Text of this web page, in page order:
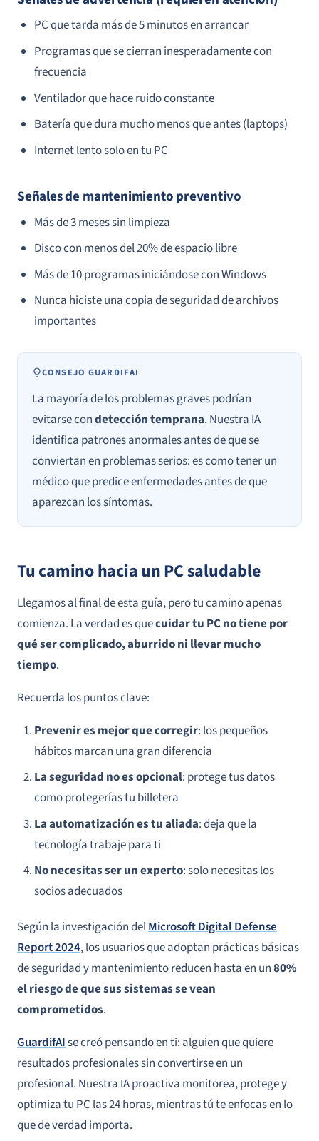
PC que tarda más de 5 minutos en arrancar
Programas que se cierran inesperadamente con
frecuencia
Ventilador que hace ruido constante
Batería que dura mucho menos que antes (laptops)
Internet lento solo en tu PC
Señales de mantenimiento preventivo
Más de 3 meses sin limpieza
Disco con menos del 20% de espacio libre
Más de 10 programas iniciándose con Windows
Nunca hiciste una copia de seguridad de archivos
importantes
CONSEJO GUARDIFAI
La mayoría de los problemas graves podrían
evitarse condetección temprana. Nuestra IA
identifica patrones anormales antes de que se
conviertan en problemas serios: es como tener un
médico que predice enfermedades antes de que
aparezcan los síntomas.
Tu camino hacia un PC saludable
Llegamos al final de esta guía, pero tu camino apenas
comienza. La verdad es quecuidar tu PC no tiene por
qué ser complicado, aburrido ni llevar mucho
tiempo.
Recuerda los puntos clave:
Prevenir es mejor que corregir: los pequeños
hábitos marcan una gran diferencia
La seguridad no es opcional: protege tus datos
como protegerías tu billetera
La automatización es tu aliada: deja que la
tecnología trabaje para ti
No necesitas ser un experto: solo necesitas los
socios adecuados
Según la investigación delMicrosoft Digital Defense
Report 2024, los usuarios que adoptan prácticas básicas
de seguridad y mantenimiento reducen hasta en un80%
el riesgo de que sus sistemas se vean
comprometidos.
GuardifAIse creó pensando en ti: alguien que quiere
resultados profesionales sin convertirse en un
profesional. Nuestra IA proactiva monitorea, protege y
optimiza tu PC las 24 horas, mientras tú te enfocas en lo
que de verdad importa.